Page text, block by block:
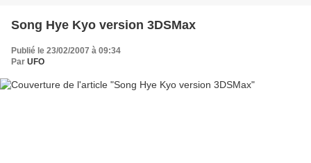
Song Hye Kyo version 3DSMax
Publié le 23/02/2007 à 09:34
Par UFO